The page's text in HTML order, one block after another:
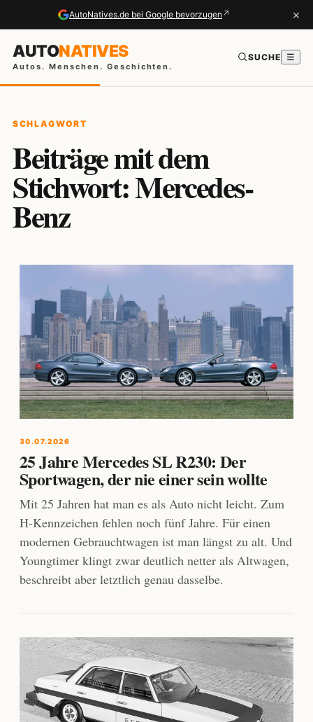
AutoNatives.de bei Google bevorzugen ↗ ×
AUTONATIVES
Autos. Menschen. Geschichten.
SUCHE ☰
SCHLAGWORT
Beiträge mit dem
Stichwort: Mercedes-
Benz
30.07.2026
25 Jahre Mercedes SL R230: Der
Sportwagen, der nie einer sein wollte
Mit 25 Jahren hat man es als Auto nicht leicht. Zum
H-Kennzeichen fehlen noch fünf Jahre. Für einen
modernen Gebrauchtwagen ist man längst zu alt. Und
Youngtimer klingt zwar deutlich netter als Altwagen,
beschreibt aber letztlich genau dasselbe.